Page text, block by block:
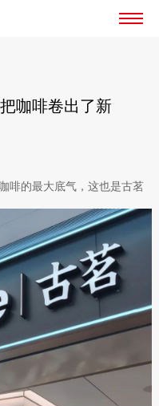
咖啡卷出了新
啡的最大底气，这也是古茗